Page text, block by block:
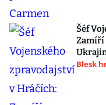
Šéf
Zamíří
Blesk